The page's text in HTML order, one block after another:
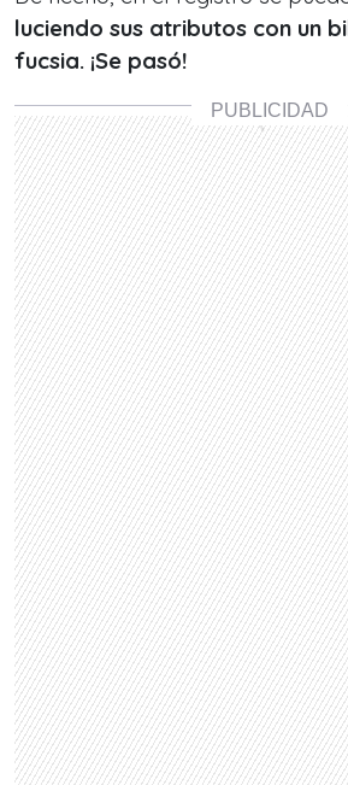
luciendo sus atributos con un
fucsia. ¡Se pasó!